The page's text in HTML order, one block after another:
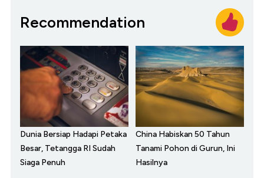
Recommendation
Dunia Bersiap Hadapi Petaka
Besar, Tetangga RI Sudah
Siaga Penuh
China Habiskan 50 Tahun
Tanami Pohon di Gurun, Ini
Hasilnya